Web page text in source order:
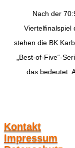
Nach der
Viertelfinalspiel
stehen die BK
„Best-of-Five“-
das bedeutet:
Kontakt
Impressum